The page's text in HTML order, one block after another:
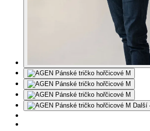
Další